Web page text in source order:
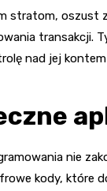
stratom, oszust
transakcji.
nad jej
nie
kody, które